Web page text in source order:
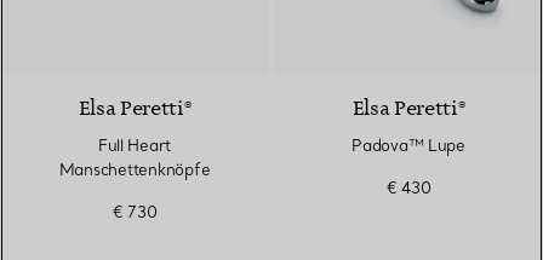
Elsa Peretti®
Full Heart
Manschettenknöpfe
€ 730
Elsa Peretti®
Padova™ Lupe
€ 430